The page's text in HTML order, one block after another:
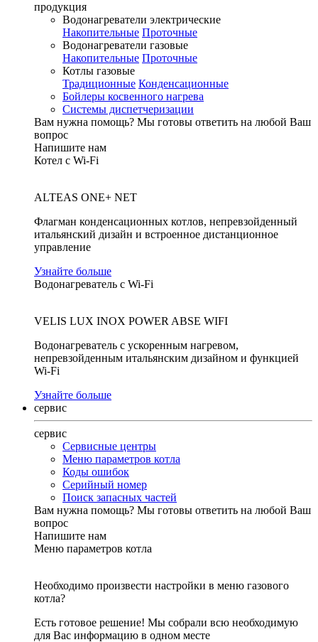
продукция
Водонагреватели электрические
Накопительные Проточные
Водонагреватели газовые
Накопительные Проточные
Котлы газовые
Традиционные Конденсационные
Бойлеры косвенного нагрева
Системы диспетчеризации
Вам нужна помощь? Мы готовы ответить на любой Ваш
вопрос
Напишите нам
Котел с Wi-Fi
ALTEAS ONE+ NET
Флагман конденсационных котлов, непревзойденный
итальянский дизайн и встроенное дистанционное
управление
Узнайте больше
Водонагреватель с Wi-Fi
VELIS LUX INOX POWER ABSE WIFI
Водонагреватель с ускоренным нагревом,
непревзойденным итальянским дизайном и функцией
Wi-Fi
Узнайте больше
сервис
сервис
Сервисные центры
Меню параметров котла
Коды ошибок
Серийный номер
Поиск запасных частей
Вам нужна помощь? Мы готовы ответить на любой Ваш
вопрос
Напишите нам
Меню параметров котла
Необходимо произвести настройки в меню газового
котла?
Есть готовое решение! Мы собрали всю необходимую
для Вас информацию в одном месте